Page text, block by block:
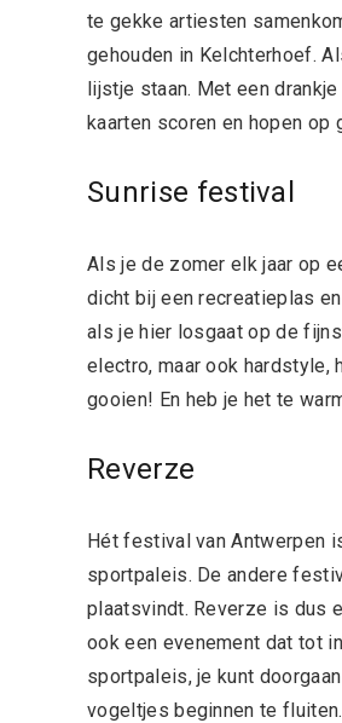
te gekke artiesten
gehouden in Kelchterhoef.
lijstje staan. Met een
kaarten scoren en hopen op
Sunrise festival
Als je de zomer elk jaar op
dicht bij een recreatieplas
als je hier losgaat op de
electro, maar ook hardstyle,
gooien! En heb je het te
Reverze
Hét festival van Antwerpen
sportpaleis. De andere
plaatsvindt. Reverze is dus
ook een evenement dat tot
sportpaleis, je kunt
vogeltjes beginnen te